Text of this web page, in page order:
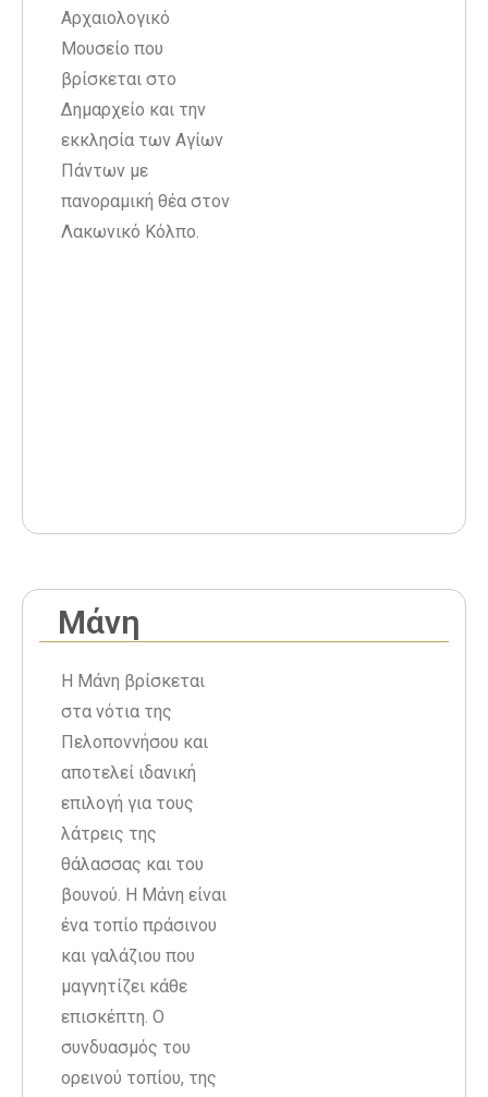
Αρχαιολογικό
Μουσείο που
βρίσκεται στο
Δημαρχείο και την
εκκλησία των Αγίων
Πάντων με
πανοραμική θέα στον
Λακωνικό Κόλπο.
Μάνη
Η Μάνη βρίσκεται
στα νότια της
Πελοποννήσου και
αποτελεί ιδανική
επιλογή για τους
λάτρεις της
θάλασσας και του
βουνού. Η Μάνη είναι
ένα τοπίο πράσινου
και γαλάζιου που
μαγνητίζει κάθε
επισκέπτη. Ο
συνδυασμός του
ορεινού τοπίου, της